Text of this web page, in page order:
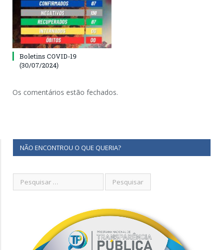
Boletins COVID-19
(30/07/2024)
Os comentários estão fechados.
NÃO ENCONTROU O QUE QUERIA?